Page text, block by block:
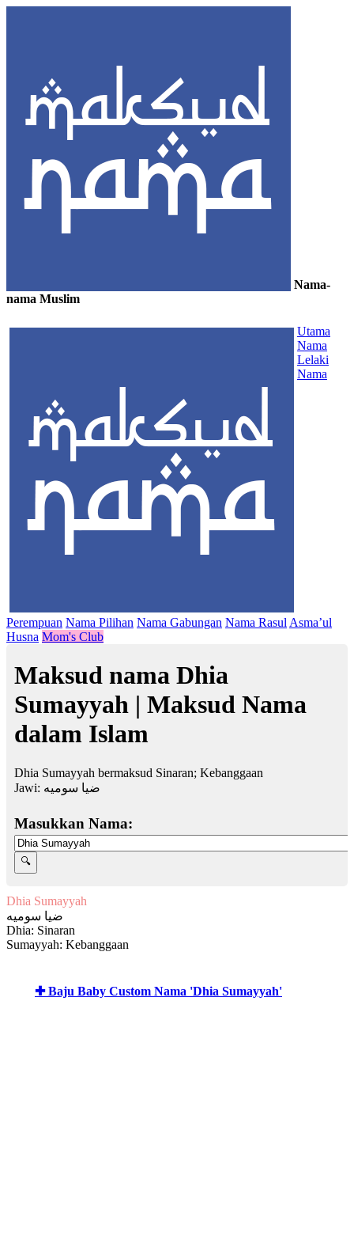
Nama-
nama Muslim
Utama
Nama
Lelaki
Nama
Perempuan Nama Pilihan Nama Gabungan Nama Rasul Asma’ul
Husna Mom's Club
Maksud nama Dhia
Sumayyah | Maksud Nama
dalam Islam
Dhia Sumayyah bermaksud Sinaran; Kebanggaan
Jawi: ضيا سوميه
Masukkan Nama:
Dhia Sumayyah
ضيا سوميه
Dhia: Sinaran
Sumayyah: Kebanggaan
✚ Baju Baby Custom Nama 'Dhia Sumayyah'